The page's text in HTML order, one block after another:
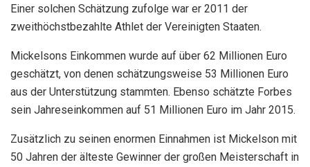
Einer solchen Schätzung zufolge war er 2011 der
zweithöchstbezahlte Athlet der Vereinigten Staaten.
Mickelsons Einkommen wurde auf über 62 Millionen Euro
geschätzt, von denen schätzungsweise 53 Millionen Euro
aus der Unterstützung stammten. Ebenso schätzte Forbes
sein Jahreseinkommen auf 51 Millionen Euro im Jahr 2015.
Zusätzlich zu seinen enormen Einnahmen ist Mickelson mit
50 Jahren der älteste Gewinner der großen Meisterschaft in